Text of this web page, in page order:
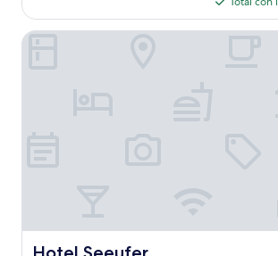
Hotel Seeufer
Hotel Seeufer